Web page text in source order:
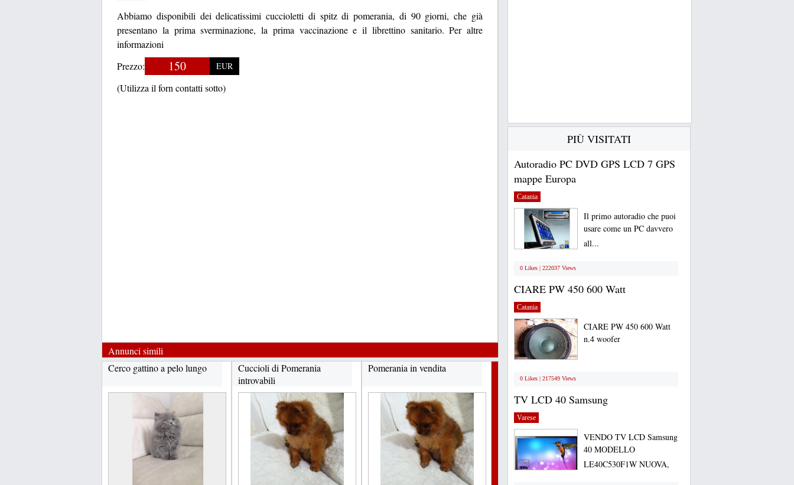
Abbiamo disponibili dei delicatissimi cuccioletti di spitz di pomerania, di 90 giorni, che già
presentano la prima sverminazione, la prima vaccinazione e il librettino sanitario. Per altre
informazioni
Prezzo:
150 EUR
(Utilizza il forn contatti sotto)
Annunci simili
Cerco gattino a pelo lungo
Cuccioli di Pomerania
introvabili
Pomerania in vendita
PIÙ VISITATI
Autoradio PC DVD GPS LCD 7 GPS
mappe Europa
Catania
Il primo autoradio che puoi
usare come un PC davvero
all...
0 Likes | 222037 Views
CIARE PW 450 600 Watt
Catania
CIARE PW 450 600 Watt
n.4 woofer
0 Likes | 217549 Views
TV LCD 40 Samsung
Varese
VENDO TV LCD Samsung
40 MODELLO
LE40C530F1W NUOVA,